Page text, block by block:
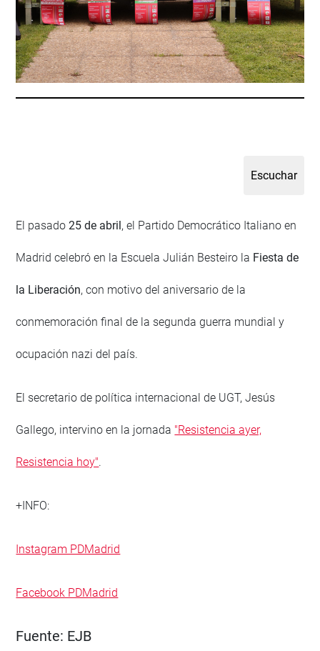
El pasado25 de abril , el Partido Democrático Italiano en
Madrid celebró en la Escuela Julián Besteiro la Fiesta de
la Liberación, con motivo del aniversario de la
conmemoración final de la segunda guerra mundial y
ocupación nazi del país.
El secretario de política internacional de UGT, Jesús
Gallego, intervino en la jornada "Resistencia ayer,
Resistencia hoy".
+INFO:
Instagram PDMadrid
Facebook PDMadrid
Fuente: EJB